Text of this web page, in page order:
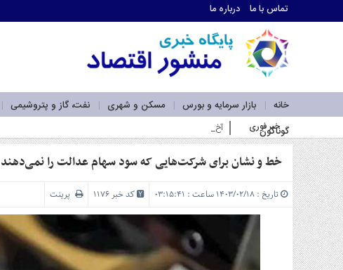
تماس با ما درباره ما
خانه بازار سرمایه و بورس مسکن و شهری نفت، گاز و پتروشیمی
گوناگون
ما
درباره
سرویس
ها
خانه
بازار
سرمایه
و
بورس
مسکن
خبر فوری آخرین سود ۲۷.۷ درصدی «اندوخته توسعه صادرات آرمانی» واریز شد؛ نرخ ج_
خط و نشان برای شرکت‌هایی که سود سهام عدالت را
تاریخ : ۱۴۰۳/۰۲/۱۸ ساعت : ۰۳:۱۵:۴۱ کد خبر 1176 پرینت